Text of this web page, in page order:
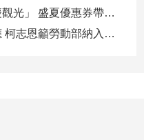
「演唱會經濟」結合「節慶觀光」 盛夏優惠券帶動商圈消費升溫
憂石化業關廠引爆骨牌效應 柯志恩籲勞動部納入僱用安定第十類